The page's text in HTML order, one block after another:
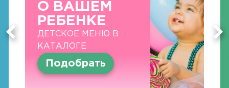
О ВАШЕМ
РЕБЕНКЕ
ДЕТСКОЕ МЕНЮ В
КАТАЛОГЕ
Подобрать